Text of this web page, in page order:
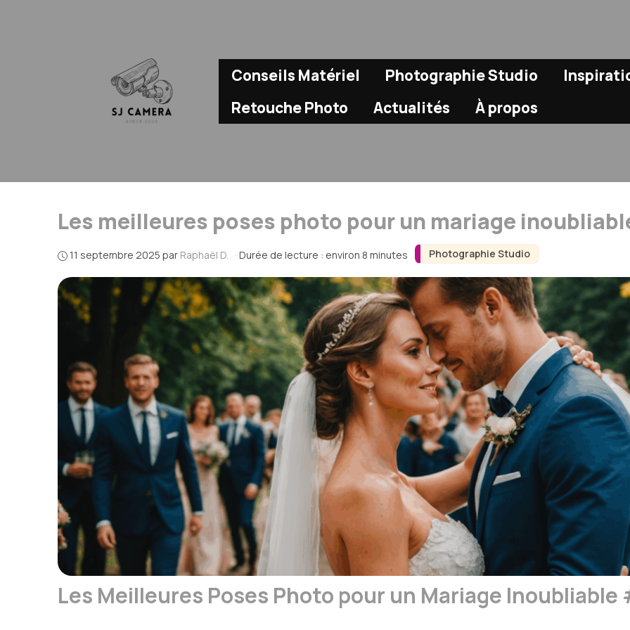
Conseils Matériel Photographie Studio
Retouche Photo
Actualités À propos
Photographie Studio
Les meilleures poses photo pour un mariage
11 septembre 2025 par Raphaël D. · Durée de lecture : environ 8 minutes
Les Meilleures Poses Photo pour un Mariage Inoubliable